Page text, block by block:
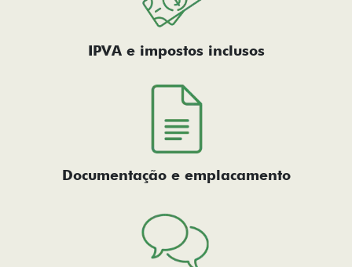
IPVA e impostos inclusos
Documentação e emplacamento